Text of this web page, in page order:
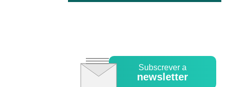
Subscrever a
newsletter